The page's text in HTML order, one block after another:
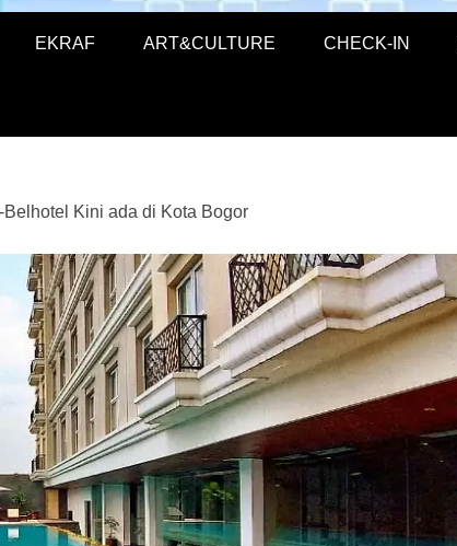
EKRAF ART&CULTURE CHECK-IN
Kini ada di Kota Bogor